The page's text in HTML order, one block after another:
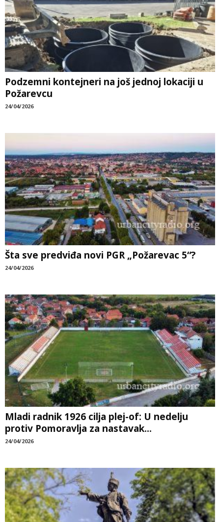
Podzemni kontejneri na još jednoj lokaciji u
Požarevcu
24/04/2026
Šta sve predviđa novi PGR „Požarevac 5“?
24/04/2026
Mladi radnik 1926 cilja plej-of: U nedelju
protiv Pomoravlja za nastavak...
24/04/2026